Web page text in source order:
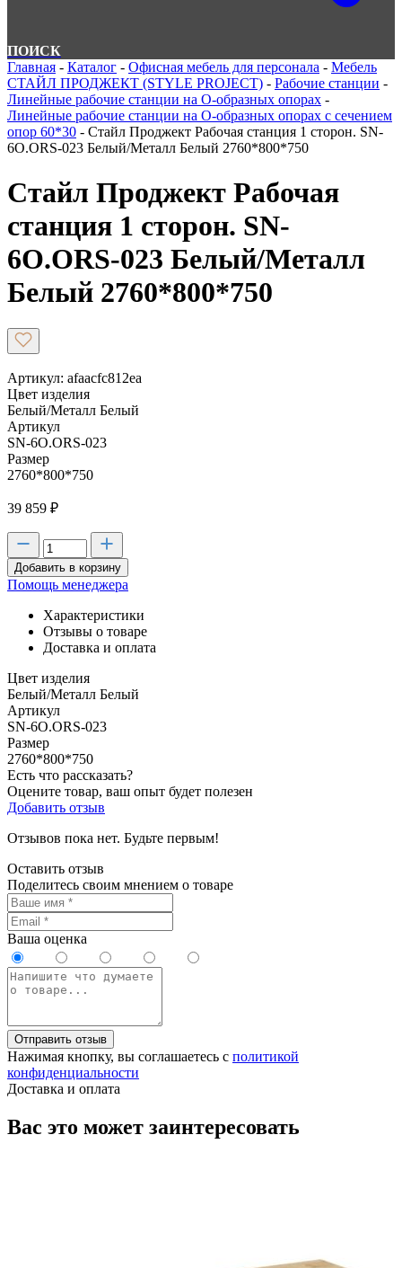
ПОИСК
Главная - Каталог - Офисная мебель для персонала - Мебель
СТАЙЛ ПРОДЖЕКТ (STYLE PROJECT) - Рабочие станции -
Линейные рабочие станции на О-образных опорах -
Линейные рабочие станции на О-образных опорах с сечением
опор 60*30 - Стайл Проджект Рабочая станция 1 сторон. SN-
6O.ORS-023 Белый/Металл Белый 2760*800*750
Стайл Проджект Рабочая
станция 1 сторон. SN-
6O.ORS-023 Белый/Металл
Белый 2760*800*750
Артикул: afaacfc812ea
Цвет изделия
Белый/Металл Белый
Артикул
SN-6O.ORS-023
Размер
2760*800*750
39 859 ₽
Добавить в корзину
Помощь менеджера
Характеристики
Отзывы о товаре
Доставка и оплата
Цвет изделия
Белый/Металл Белый
Артикул
SN-6O.ORS-023
Размер
2760*800*750
Есть что рассказать?
Оцените товар, ваш опыт будет полезен
Добавить отзыв
Отзывов пока нет. Будьте первым!
Оставить отзыв
Поделитесь своим мнением о товаре
Ваша оценка
Отправить отзыв
Нажимая кнопку, вы соглашаетесь с политикой
конфиденциальности
Доставка и оплата
Вас это может заинтересовать